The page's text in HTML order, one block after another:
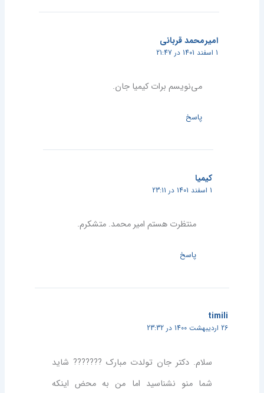
امیرمحمد قربانی
1 اسفند 1401 در 21:47
می‌نویسم برات کیمیا جان.
پاسخ
کیمیا
1 اسفند 1401 در 23:11
منتظرت هستم امیر محمد. متشکرم.
پاسخ
timili
26 اردیبهشت 1400 در 23:32
سلام. دکتر جان تولدت مبارک ??????? شاید
شما منو نشناسید اما من به محض اینکه